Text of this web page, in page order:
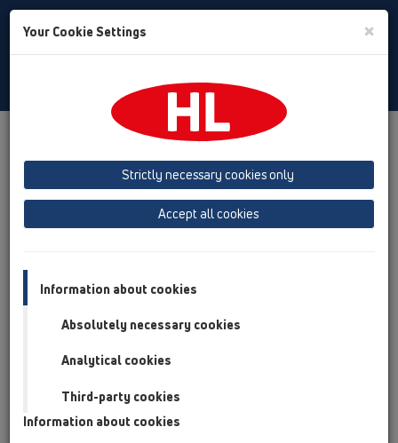
Toggle
Обзор продукта 11 Кровельные воронки
Обзор продукта
11 Кровельные воронки
Вспомогательные материалы/Противопожарная
HL870
материалы/Противопожарная защита /
Противопажарные детали / HL870
Противопожарная муфта для трапов
Your Cookie Settings ×
Strictly necessary cookies only
Accept all cookies
Information about cookies
Absolutely necessary cookies
Analytical cookies
Third-party cookies
Information about cookies